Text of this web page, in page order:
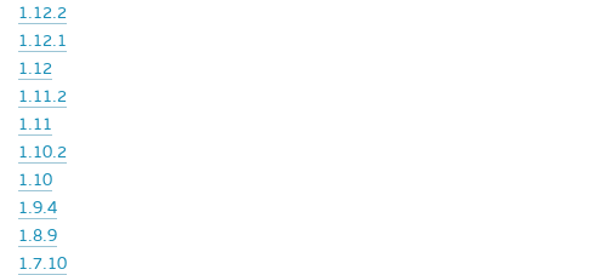
1.12.2
1.12.1
1.12
1.11.2
1.11
1.10.2
1.10
1.9.4
1.8.9
1.7.10